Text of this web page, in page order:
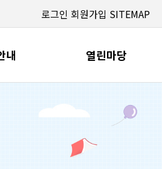
로그인 회원가입 SITEMAP
내 열린마당